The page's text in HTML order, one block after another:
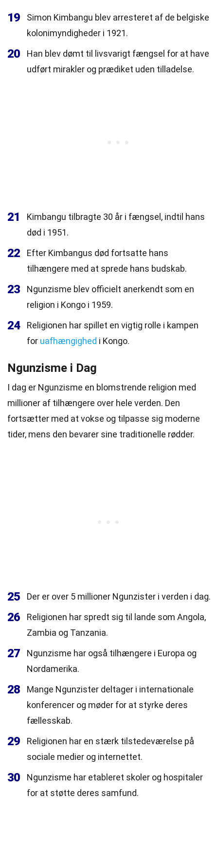
19
Simon Kimbangu blev arresteret af de belgiske
kolonimyndigheder i 1921.
20
Han blev dømt til livsvarigt fængsel for at have
udført mirakler og prædiket uden tilladelse.
21
Kimbangu tilbragte 30 år i fængsel, indtil hans
død i 1951.
22
Efter Kimbangus død fortsatte hans
tilhængere med at sprede hans budskab.
23
Ngunzisme blev officielt anerkendt som en
religion i Kongo i 1959.
24
Religionen har spillet en vigtig rolle i kampen
for uafhængighed i Kongo.
Ngunzisme i Dag
I dag er Ngunzisme en blomstrende religion med
millioner af tilhængere over hele verden. Den
fortsætter med at vokse og tilpasse sig moderne
tider, mens den bevarer sine traditionelle rødder.
25 Der er over 5 millioner Ngunzister i verden i dag.
26
Religionen har spredt sig til lande som Angola,
Zambia og Tanzania.
27
Ngunzisme har også tilhængere i Europa og
Nordamerika.
28
Mange Ngunzister deltager i internationale
konferencer og møder for at styrke deres
fællesskab.
29
Religionen har en stærk tilstedeværelse på
sociale medier og internettet.
30
Ngunzisme har etableret skoler og hospitaler
for at støtte deres samfund.